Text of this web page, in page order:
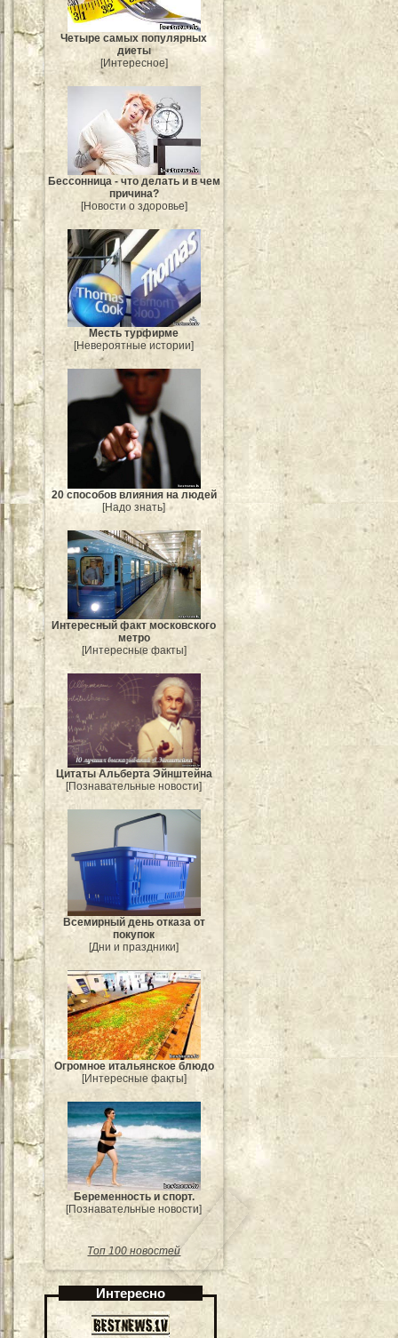
Четыре самых популярных
диеты
[Интересное]
Бессонница - что делать и в чем
причина?
[Новости о здоровье]
Месть турфирме
[Невероятные истории]
20 способов влияния на людей
[Надо знать]
Интересный факт московского
метро
[Интересные факты]
Цитаты Альберта Эйнштейна
[Познавательные новости]
Всемирный день отказа от
покупок
[Дни и праздники]
Огромное итальянское блюдо
[Интересные факты]
Беременность и спорт.
[Познавательные новости]
Топ 100 новостей
Интересно